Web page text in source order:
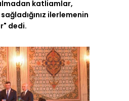
katliamlar,
ilerlemenin
dedi.